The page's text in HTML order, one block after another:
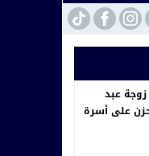
ملكي يمول بالمال
عبد
على أسرة